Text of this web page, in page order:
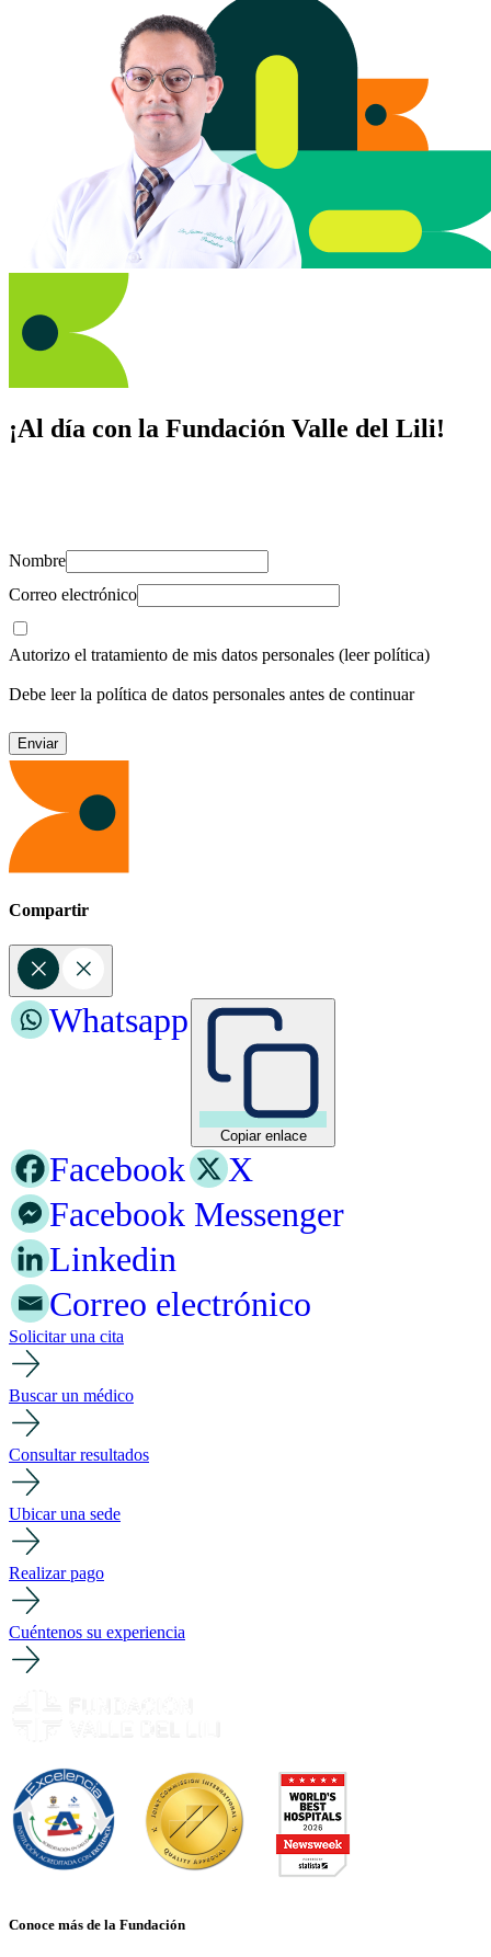
¡Al día con la Fundación Valle del Lili!
Nombre
Correo electrónico
Autorizo el tratamiento de mis datos personales (leer política)
Debe leer la política de datos personales antes de continuar
Compartir
Copiar enlace
Whatsapp
Facebook
X
Facebook Messenger
Linkedin
Correo electrónico
Solicitar una cita
Buscar un médico
Consultar resultados
Ubicar una sede
Realizar pago
Cuéntenos su experiencia
Conoce más de la Fundación